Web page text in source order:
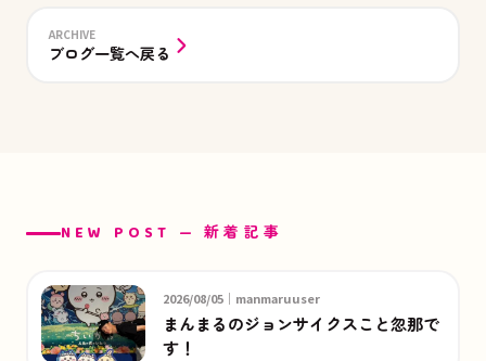
ARCHIVE
ブログ一覧へ戻る
NEW POST — 新着記事
2026/08/05｜manmaruuser
まんまるのジョンサイクスこと忽那で
す！